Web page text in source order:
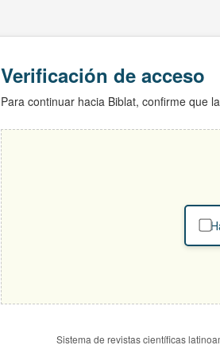
Verificación de acceso
Para continuar hacia Biblat, confirme que
Sistema de revistas científicas